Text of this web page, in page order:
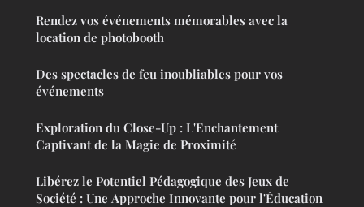
Rendez vos événements mémorables avec la
location de photobooth
Des spectacles de feu inoubliables pour vos
événements
Exploration du Close-Up : L'Enchantement
Captivant de la Magie de Proximité
Libérez le Potentiel Pédagogique des Jeux de
Société : Une Approche Innovante pour l'Éducation